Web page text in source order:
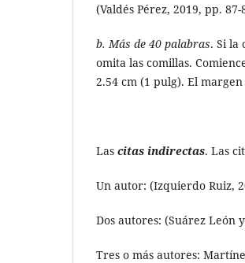
(Valdés Pérez, 2019, pp.
b. Más de 40 palabras. Si la
omita las comillas.
2.54 cm (1 pulg). El
Las citas indirectas. Las
Un autor: (Izquierdo Ruiz,
Dos autores: (Suárez León
Tres o más autores: